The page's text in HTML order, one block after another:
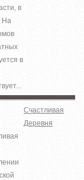
в
На
в
Счастливая
Деревня